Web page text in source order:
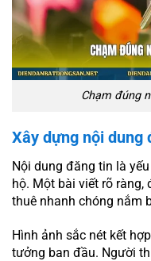
Chạm đúng
Xây dựng nội dung
Nội dung đăng tin là
hộ. Một bài viết rõ
thuê nhanh chóng nắm
Hình ảnh sắc nét kết
tưởng ban đầu. Người